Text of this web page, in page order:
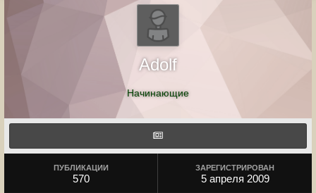
Adolf
Начинающие
ПУБЛИКАЦИИ
570
ЗАРЕГИСТРИРОВАН
5 апреля 2009